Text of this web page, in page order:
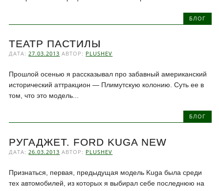
БЛОГ
ТЕАТР ПАСТИЛЫ
ДАТА:27.03.2013 АВТОР: PLUSHEV
Прошлой осенью я рассказывал про забавный американский
исторический аттракцион — Плимутскую колонию. Суть ее в
том, что это модель...
БЛОГ
РУГАДЖЕТ. FORD KUGA NEW
ДАТА: 26.03.2013 АВТОР: PLUSHEV
Признаться, первая, предыдущая модель Kuga была среди
тех автомобилей, из которых я выбирал себе последнюю на